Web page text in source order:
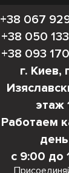
+38 067
+38 050
+38 093
г. Киев,
этаж
Работаем
день
с 9:00 до